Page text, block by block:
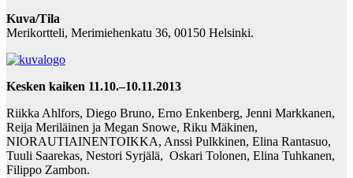
Kuva/Tila
Merikortteli, Merimiehenkatu 36, 00150 Helsinki.
Kesken kaiken 11.10.–10.11.2013
Riikka Ahlfors, Diego Bruno, Erno Enkenberg, Jenni Markkanen,
Reija Meriläinen ja Megan Snowe, Riku Mäkinen,
NIORAUTIAINENTOIKKA, Anssi Pulkkinen, Elina Rantasuo,
Tuuli Saarekas, Nestori Syrjälä, Oskari Tolonen, Elina Tuhkanen,
Filippo Zambon.